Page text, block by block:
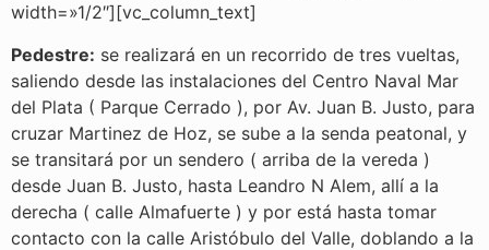
width=»1/2″][vc_column_text]
Pedestre: se realizará en un recorrido de tres vueltas,
saliendo desde las instalaciones del Centro Naval Mar
del Plata ( Parque Cerrado ), por Av. Juan B. Justo, para
cruzar Martinez de Hoz, se sube a la senda peatonal, y
se transitará por un sendero ( arriba de la vereda )
desde Juan B. Justo, hasta Leandro N Alem, allí a la
derecha ( calle Almafuerte ) y por está hasta tomar
contacto con la calle Aristóbulo del Valle, doblando a la